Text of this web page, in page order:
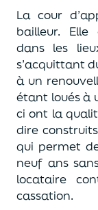
La cour
bailleur. Elle
dans les
s’acquittant
à un
étant loués à
ci ont la
dire
qui permet
neuf ans
locataire
cassation.